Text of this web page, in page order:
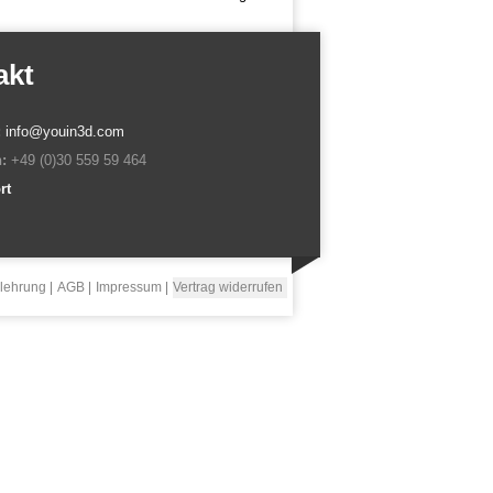
info@youin3d.com
+49 (0)30 559 59 464
AGB Impressum Vertrag widerrufen